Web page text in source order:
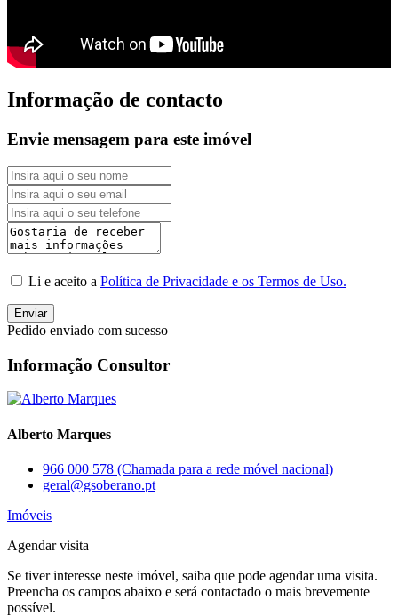
Informação de contacto
Envie mensagem para este imóvel
Li e aceito a Política de Privacidade e os Termos de Uso.
Enviar
Pedido enviado com sucesso
Informação Consultor
Alberto Marques
966 000 578 (Chamada para a rede móvel nacional)
geral@gsoberano.pt
Imóveis
Agendar visita
Se tiver interesse neste imóvel, saiba que pode agendar uma visita.
Preencha os campos abaixo e será contactado o mais brevemente
possível.